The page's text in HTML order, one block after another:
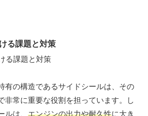
る課題と対策
有の構造であるサイドシールは、その
非常に重要な役割を担っています。し
は、 エンジンの出力や耐久性に大き